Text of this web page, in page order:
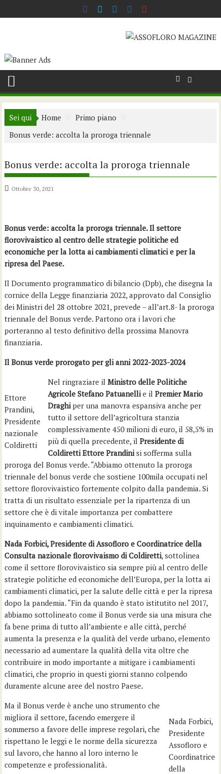
to
Sei qui Home
Primo piano
Bonus verde: accolta la proroga triennale
Bonus verde: accolta la proroga triennale
Ottobre 30, 2021
Bonus verde: accolta la proroga triennale. Il settore
florovivaistico al centro delle strategie politiche ed
economiche per la lotta ai cambiamenti climatici e per la
ripresa del Paese.
Il Documento programmatico di bilancio (Dpb), che disegna la
cornice della Legge finanziaria 2022, approvato dal Consiglio
dei Ministri del 28 ottobre 2021, prevede – all’art.8- la proroga
triennale del Bonus verde. Partono ora i lavori che
porteranno al testo definitivo della prossima Manovra
finanziaria.
Il Bonus verde prorogato per gli anni 2022-2023-2024
Ettore
Prandini,
Presidente
nazionale
Coldiretti
Nel ringraziare ilMinistro delle Politiche
Agricole Stefano Patuanellie ilPremier Mario
Draghiper una manovra espansiva anche per
tutto il settore dell’agricoltura stanzia
complessivamente 450 milioni di euro, il 58,5% in
più di quella precedente, ilPresidente di
Coldiretti Ettore Prandinisi sofferma sulla
proroga del Bonus verde. “Abbiamo ottenuto la proroga
triennale del bonus verde che sostiene 100mila occupati nel
settore florovivaistico fortemente colpito dalla pandemia. Si
tratta di un risultato essenziale per la ripartenza di un
settore che è di vitale importanza per combattere
inquinamento e cambiamenti climatici.
Nada Forbici, Presidente di Assofloro e Coordinatrice della
Consulta nazionale florovivaismo di Coldiretti, sottolinea
come il settore florovivaistico sia sempre più al centro delle
strategie politiche ed economiche dell’Europa, per la lotta ai
cambiamenti climatici, per la salute delle città e per la ripresa
dopo la pandemia. “Fin da quando è stato istitutito nel 2017,
abbiamo sottolineato come il Bonus verde sia una misura che
fa bene prima di tutto all’ambiente e alle città, perché
aumenta la presenza e la qualità del verde urbano, elemento
necessario ad aumentare la qualità della vita oltre che
contribuire in modo importante a mitigare i cambiamenti
climatici, che proprio in questi giorni stanno colpendo
duramente alcune aree del nostro Paese.
Nada Forbici,
Presidente
Assofloro e
Coordinatrice
della
Ma il Bonus verde è anche uno strumento che
migliora il settore, facendo emergere il
sommerso a favore delle imprese regolari, che
rispettano le leggi e le norme della sicurezza
sul lavoro, che hanno al loro interno le
competenze e professionalità.